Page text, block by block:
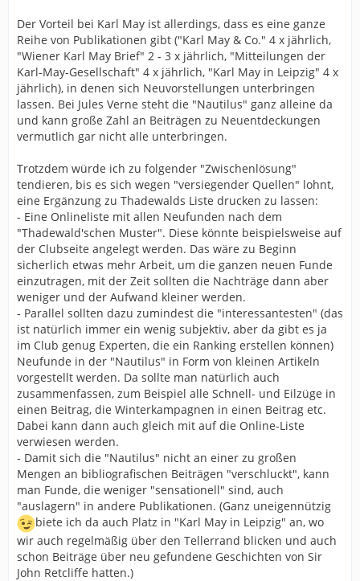
Der Vorteil bei Karl May ist allerdings, dass es eine ganze
Reihe von Publikationen gibt ("Karl May & Co." 4 x jährlich,
"Wiener Karl May Brief" 2 - 3 x jährlich, "Mitteilungen der
Karl-May-Gesellschaft" 4 x jährlich, "Karl May in Leipzig" 4 x
jährlich), in denen sich Neuvorstellungen unterbringen
lassen. Bei Jules Verne steht die "Nautilus" ganz alleine da
und kann große Zahl an Beiträgen zu Neuentdeckungen
vermutlich gar nicht alle unterbringen.
Trotzdem würde ich zu folgender "Zwischenlösung"
tendieren, bis es sich wegen "versiegender Quellen" lohnt,
eine Ergänzung zu Thadewalds Liste drucken zu lassen:
- Eine Onlineliste mit allen Neufunden nach dem
"Thadewald'schen Muster". Diese könnte beispielsweise auf
der Clubseite angelegt werden. Das wäre zu Beginn
sicherlich etwas mehr Arbeit, um die ganzen neuen Funde
einzutragen, mit der Zeit sollten die Nachträge dann aber
weniger und der Aufwand kleiner werden.
- Parallel sollten dazu zumindest die "interessantesten" (das
ist natürlich immer ein wenig subjektiv, aber da gibt es ja
im Club genug Experten, die ein Ranking erstellen können)
Neufunde in der "Nautilus" in Form von kleinen Artikeln
vorgestellt werden. Da sollte man natürlich auch
zusammenfassen, zum Beispiel alle Schnell- und Eilzüge in
einen Beitrag, die Winterkampagnen in einen Beitrag etc.
Dabei kann dann auch gleich mit auf die Online-Liste
verwiesen werden.
- Damit sich die "Nautilus" nicht an einer zu großen
Mengen an bibliografischen Beiträgen "verschluckt", kann
man Funde, die weniger "sensationell" sind, auch
"auslagern" in andere Publikationen. (Ganz uneigennützig
biete ich da auch Platz in "Karl May in Leipzig" an, wo
wir auch regelmäßig über den Tellerrand blicken und auch
schon Beiträge über neu gefundene Geschichten von Sir
John Retcliffe hatten.)